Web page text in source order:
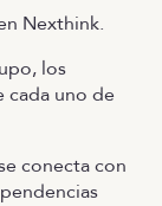
Nexthink.
los
cada uno de
conecta con